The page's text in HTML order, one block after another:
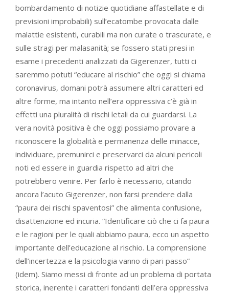
bombardamento di notizie quotidiane affastellate e di
previsioni improbabili) sull’ecatombe provocata dalle
malattie esistenti, curabili ma non curate o trascurate, e
sulle stragi per malasanità; se fossero stati presi in
esame i precedenti analizzati da Gigerenzer, tutti ci
saremmo potuti “educare al rischio” che oggi si chiama
coronavirus, domani potrà assumere altri caratteri ed
altre forme, ma intanto nell’era oppressiva c’è già in
effetti una pluralità di rischi letali da cui guardarsi. La
vera novità positiva è che oggi possiamo provare a
riconoscere la globalità e permanenza delle minacce,
individuare, premunirci e preservarci da alcuni pericoli
noti ed essere in guardia rispetto ad altri che
potrebbero venire. Per farlo è necessario, citando
ancora l’acuto Gigerenzer, non farsi prendere dalla
“paura dei rischi spaventosi” che alimenta confusione,
disattenzione ed incuria. “Identificare ciò che ci fa paura
e le ragioni per le quali abbiamo paura, ecco un aspetto
importante dell’educazione al rischio. La comprensione
dell’incertezza e la psicologia vanno di pari passo”
(idem). Siamo messi di fronte ad un problema di portata
storica, inerente i caratteri fondanti dell’era oppressiva